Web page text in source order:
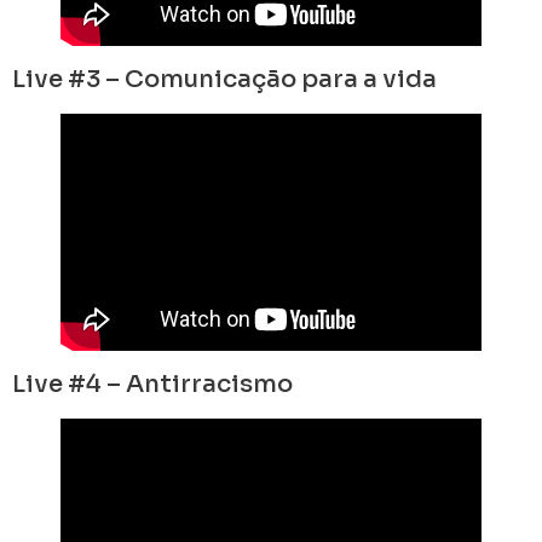
Live #3 – Comunicação para a vida
Live #4 – Antirracismo